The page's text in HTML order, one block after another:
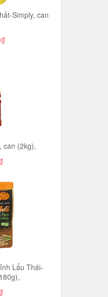
Simply, can
can (2kg),
Lẩu Thái-